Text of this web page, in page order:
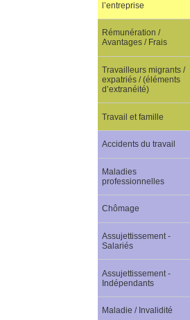
l’entreprise
Rémunération /
Avantages / Frais
Travailleurs migrants /
expatriés / (éléments
d’extranéité)
Travail et famille
Accidents du travail
Maladies
professionnelles
Chômage
Assujettissement -
Salariés
Assujettissement -
Indépendants
Maladie / Invalidité